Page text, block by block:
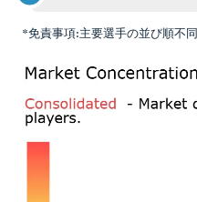
*免責事項:主要選手の並び順不同